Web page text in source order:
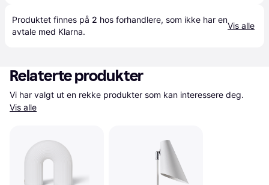
Produktet finnes på 2 hos forhandlere, som ikke har en
avtale med Klarna.
Vis alle
Relaterte produkter
Vis alle